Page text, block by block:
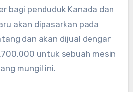
bagi penduduk Kanada dan
akan dipasarkan pada
dan akan dijual dengan
untuk sebuah mesin
mungil ini.